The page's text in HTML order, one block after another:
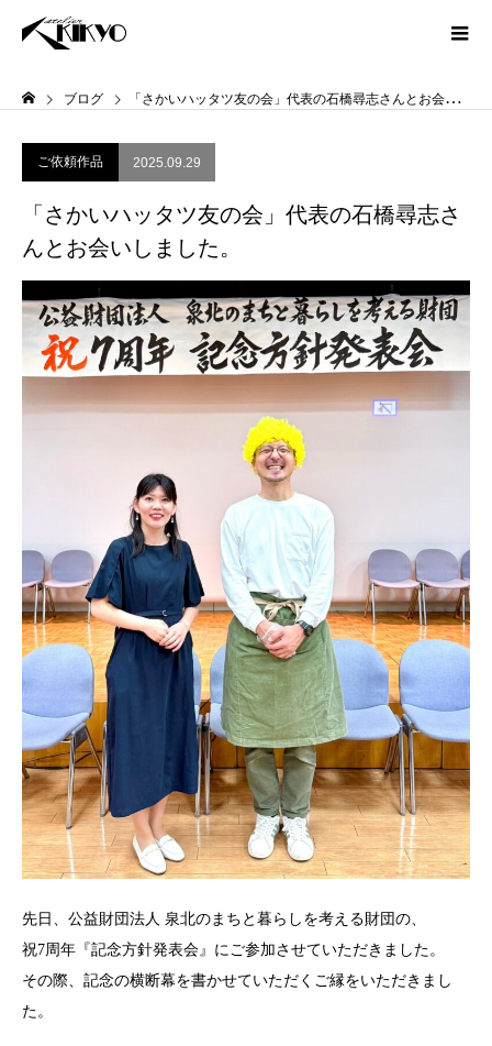
ブログ 「さかいハッタツ友の会」代表の石橋尋志さんとお会いしました。
ご依頼作品 2025.09.29
「さかいハッタツ友の会」代表の石橋尋志さ
んとお会いしました。
先日、公益財団法人 泉北のまちと暮らしを考える財団の、
祝7周年『記念方針発表会』にご参加させていただきました。
その際、記念の横断幕を書かせていただくご縁をいただきまし
た。